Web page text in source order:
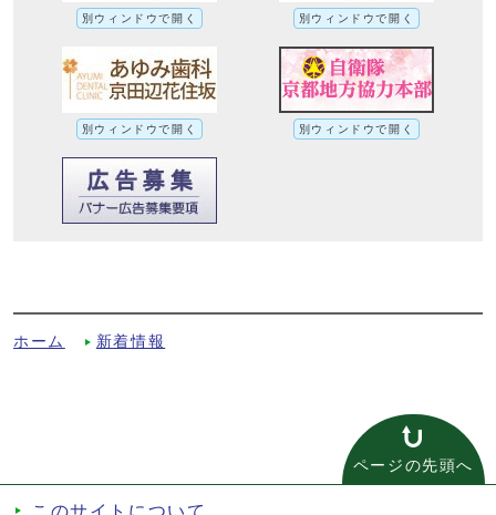
別ウィンドウで開く 別ウィンドウで開く
別ウィンドウで開く 別ウィンドウで開く
ホーム 新着情報
ページの先頭へ
このサイトについて